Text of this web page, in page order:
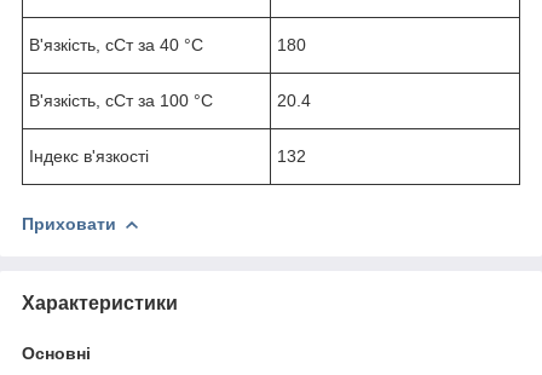
В'язкість, сСт за 40 °C 180
В'язкість, сСт за 100 °C 20.4
Індекс в'язкості 132
Приховати
Характеристики
Основні